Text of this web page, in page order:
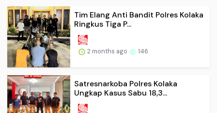
Tim Elang Anti Bandit Polres Kolaka
Ringkus Tiga P...
2 months ago 146
Satresnarkoba Polres Kolaka
Ungkap Kasus Sabu 18,3...